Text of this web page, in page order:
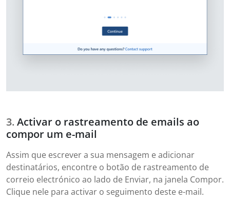
Activar o rastreamento de emails ao
compor um e-mail
Assim que escrever a sua mensagem e adicionar
destinatários, encontre o botão de rastreamento de
correio electrónico ao lado de Enviar, na janela Compor.
Clique nele para activar o seguimento deste e-mail.